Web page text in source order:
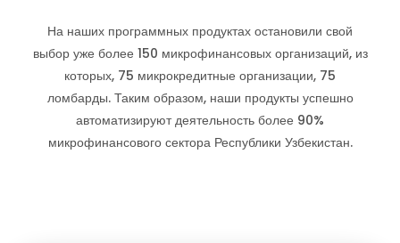
На наших программных продуктах остановили свой
выбор уже более 150 микрофинансовых организаций, из
которых, 75 микрокредитные организации, 75
ломбарды. Таким образом, наши продукты успешно
автоматизируют деятельность более 90%
микрофинансового сектора Республики Узбекистан.